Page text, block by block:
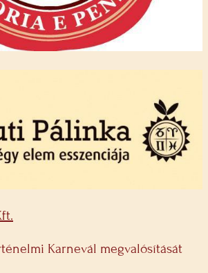
Karnevál megvalósítását